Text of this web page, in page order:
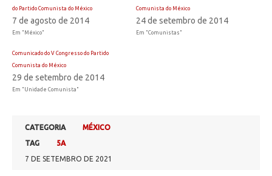
do Partido Comunista do México
7 de agosto de 2014
Em "México"
Comunista do México
24 de setembro de 2014
Em "Comunistas"
Comunicado do V Congresso do Partido
Comunista do México
29 de setembro de 2014
Em "Unidade Comunista"
CATEGORIA
MÉXICO
TAG
5A
7 DE SETEMBRO DE 2021